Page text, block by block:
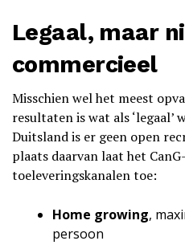
Legaal, maar
commercieel
Misschien wel het meest
resultaten is wat als ‘legaal’
Duitsland is er geen open
plaats daarvan laat het
toeleveringskanalen toe:
Home growing,
persoon